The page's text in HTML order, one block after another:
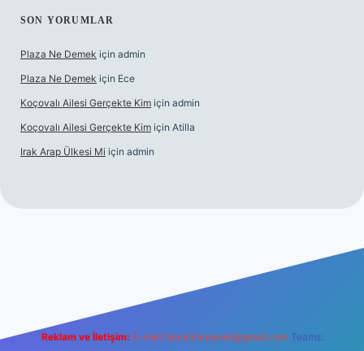
SON YORUMLAR
Plaza Ne Demek için admin
Plaza Ne Demek için Ece
Koçovalı Ailesi Gerçekte Kim için admin
Koçovalı Ailesi Gerçekte Kim için Atilla
Irak Arap Ülkesi Mi için admin
Reklam ve İletişim: E-mail: backlinkpaneli@gmail.com Teams: